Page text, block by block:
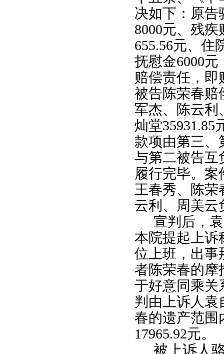
决如下：原告
8000元、残疾
655.56元、住
抚慰金6000元
赔偿责任，即
被告陈荣春赔
军杰、陈云利
灿堂35931.85
款项由第三、
与第二被告互
履行完毕。案
王春秀、陈荣
云利、周美云
宣判后，
本院提起上诉
位上班，出事
者陈荣春的摩
于好意同乘关
判由上诉人袁
春的遗产范围
17965.92元。
被上诉人